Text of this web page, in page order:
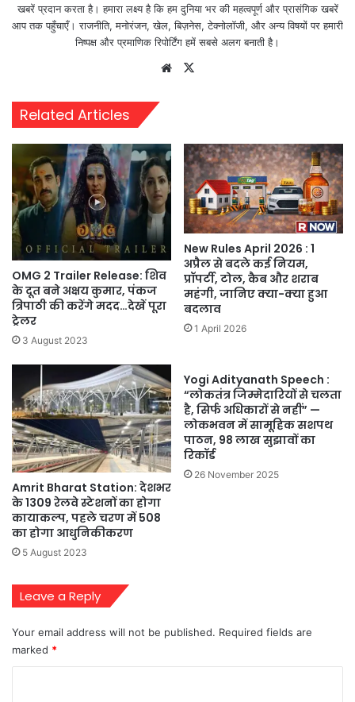
खबरें प्रदान करता है। हमारा लक्ष्य है कि हम दुनिया भर की महत्वपूर्ण और प्रासंगिक खबरें
आप तक पहुँचाएँ। राजनीति, मनोरंजन, खेल, बिज़नेस, टेक्नोलॉजी, और अन्य विषयों पर हमारी
निष्पक्ष और प्रमाणिक रिपोर्टिंग हमें सबसे अलग बनाती है।
Website
Related Articles
OMG 2 Trailer Release: शिव
के दूत बने अक्षय कुमार, पंकज
त्रिपाठी की करेंगे मदद…देखें पूरा
ट्रेलर
3 August 2023
New Rules April 2026 : 1
अप्रैल से बदले कई नियम,
प्रॉपर्टी, टोल, कैब और शराब
महंगी, जानिए क्या-क्या हुआ
बदलाव
1 April 2026
Amrit Bharat Station: देशभर
के 1309 रेलवे स्टेशनों का होगा
कायाकल्प, पहले चरण में 508
का होगा आधुनिकीकरण
5 August 2023
Yogi Adityanath Speech :
“लोकतंत्र जिम्मेदारियों से चलता
है, सिर्फ अधिकारों से नहीं” —
लोकभवन में सामूहिक सशपथ
पाठन, 98 लाख सुझावों का
रिकॉर्ड
26 November 2025
Leave a Reply
Your email address will not be published. Required fields are
marked *